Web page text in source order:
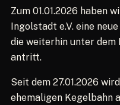
Zum 01.01.2026 haben
Ingolstadt e.V. eine
die weiterhin unter dem
antritt.
Seit dem 27.01.2026
ehemaligen Kegelbahn